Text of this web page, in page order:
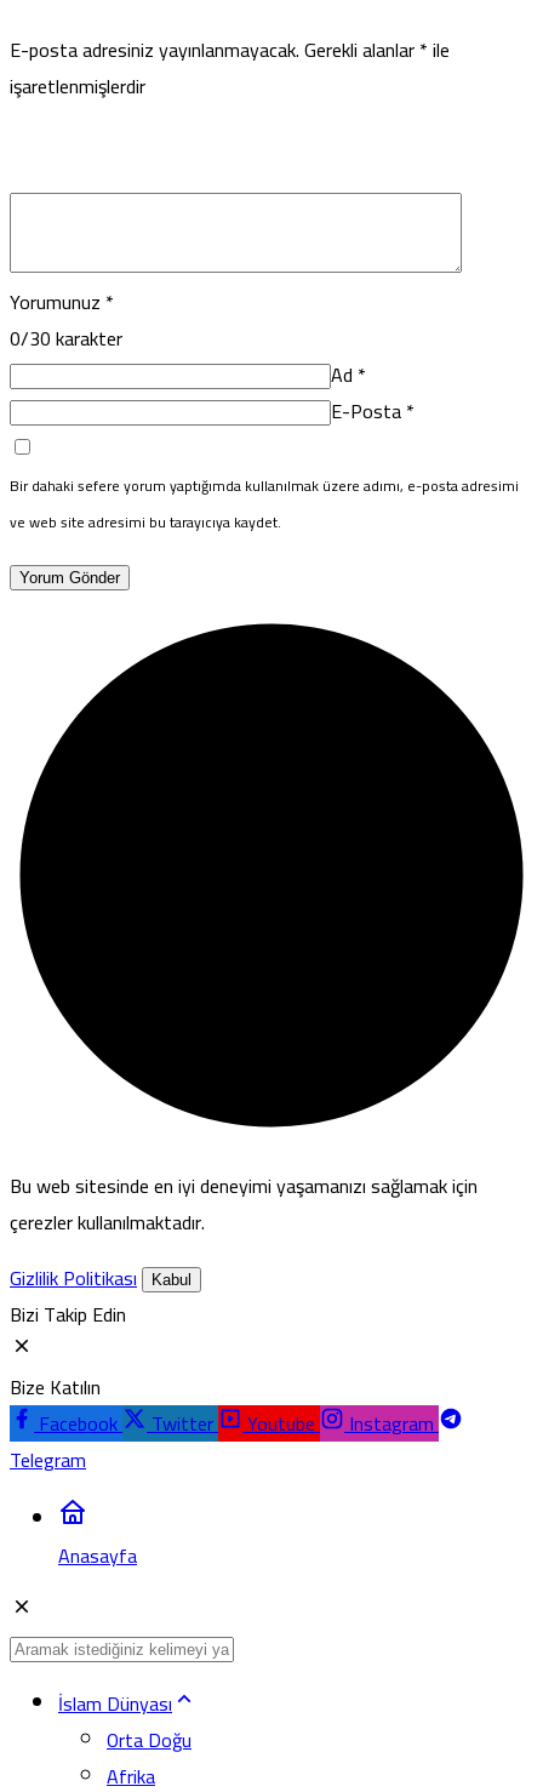
E-posta adresiniz yayınlanmayacak.Gerekli alanlar*ile
işaretlenmişlerdir
Yorumunuz *
0/30 karakter
Ad *
E-Posta*
Bir dahaki sefere yorum yaptığımda kullanılmak üzere adımı, e-posta adresimi
ve web site adresimi bu tarayıcıya kaydet.
Yorum Gönder
Bu web sitesinde en iyi deneyimi yaşamanızı sağlamak için
çerezler kullanılmaktadır.
Gizlilik Politikası
Kabul
Bizi Takip Edin
Bize Katılın
Facebook
Twitter Youtube
Instagram
Telegram
Anasayfa
İslam Dünyası
Orta Doğu
Afrika